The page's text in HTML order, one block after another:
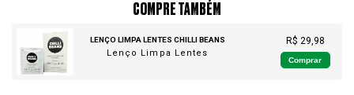
COMPRE TAMBÉM
LENÇO LIMPA LENTES CHILLI BEANS
Lenço Limpa Lentes
R$ 29,98
Comprar